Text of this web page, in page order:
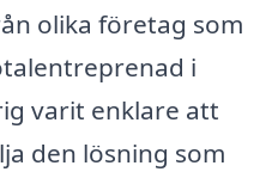
olika företag som
i
varit enklare att
den lösning som